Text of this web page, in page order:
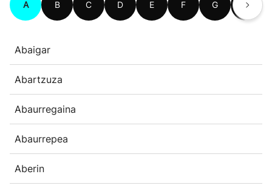
A B C D E F G H
Abaigar
Abartzuza
Abaurregaina
Abaurrepea
Aberin